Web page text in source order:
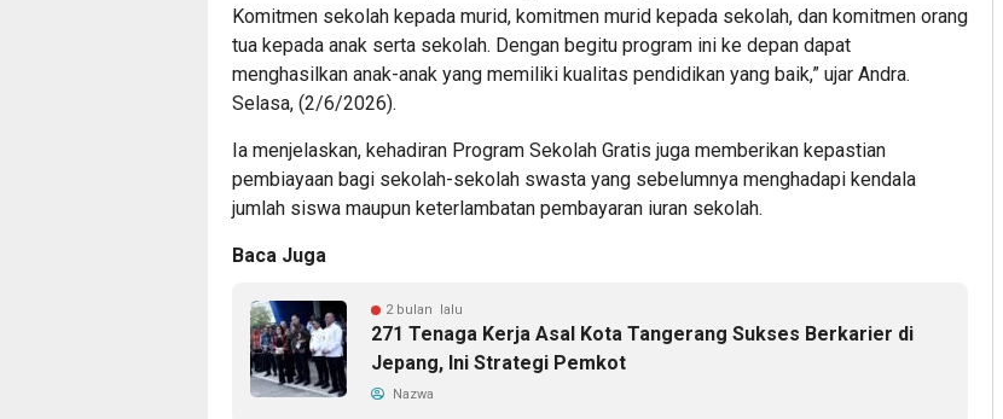
Komitmen sekolah kepada murid, komitmen murid kepada sekolah, dan komitmen orang
tua kepada anak serta sekolah. Dengan begitu program ini ke depan dapat
menghasilkan anak-anak yang memiliki kualitas pendidikan yang baik,” ujar Andra.
Selasa, (2/6/2026).
Ia menjelaskan, kehadiran Program Sekolah Gratis juga memberikan kepastian
pembiayaan bagi sekolah-sekolah swasta yang sebelumnya menghadapi kendala
jumlah siswa maupun keterlambatan pembayaran iuran sekolah.
Baca Juga
2 bulan lalu
271 Tenaga Kerja Asal Kota Tangerang Sukses Berkarier di
Jepang, Ini Strategi Pemkot
Nazwa